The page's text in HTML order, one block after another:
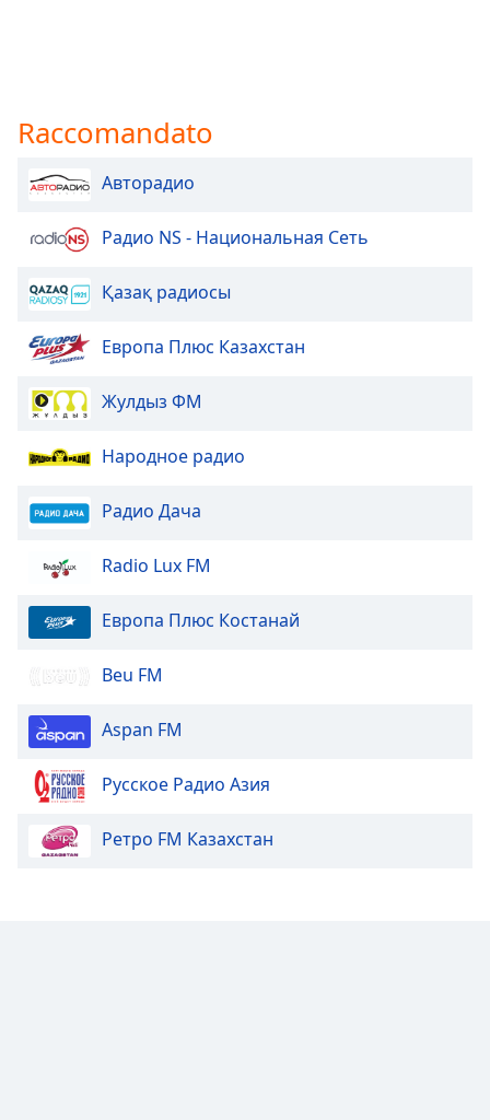
Raccomandato
Авторадио
Радио NS - Национальная Сеть
Қазақ радиосы
Европа Плюс Казахстан
Жулдыз ФМ
Народное радио
Радио Дача
Radio Lux FM
Европа Плюс Костанай
Beu FM
Aspan FM
Русское Радио Азия
Ретро FM Казахстан